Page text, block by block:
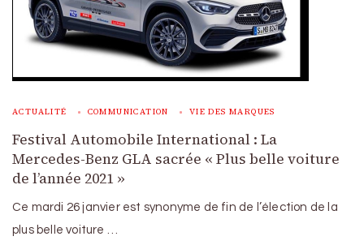
ACTUALITÉ COMMUNICATION VIE DES MARQUES
Festival Automobile International : La
Mercedes-Benz GLA sacrée « Plus belle voiture
de l’année 2021 »
Ce mardi 26 janvier est synonyme de fin de l’élection de la
plus belle voiture …